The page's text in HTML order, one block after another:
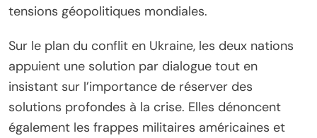
tensions géopolitiques mondiales.
Sur le plan du conflit en Ukraine, les deux nations
appuient une solution par dialogue tout en
insistant sur l’importance de réserver des
solutions profondes à la crise. Elles dénoncent
également les frappes militaires américaines et